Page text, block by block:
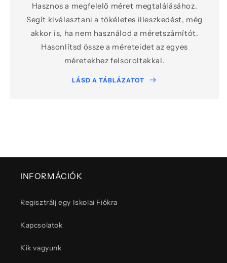
Hasznos a megfelelő méret megtalálásához.
Segít kiválasztani a tökéletes illeszkedést, még
akkor is, ha nem használod a méretszámítót.
Hasonlítsd össze a méreteidet az egyes
méretekhez felsoroltakkal.
LÁSD A TÁBLÁZATOT
INFORMÁCIÓK
Regisztrálj egy Iskolai Fiókra
Kapcsolatok
Kik vagyunk